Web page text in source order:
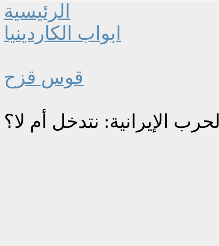
الرئيسية
ابواب الكاردينيا
قوس قزح
الإيرانية: نتدخل أم لا؟